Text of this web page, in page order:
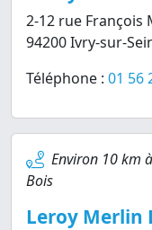
2-12 rue François
94200 Ivry-sur-
Téléphone : 01 56
Environ 10 km
Bois
Leroy Merlin